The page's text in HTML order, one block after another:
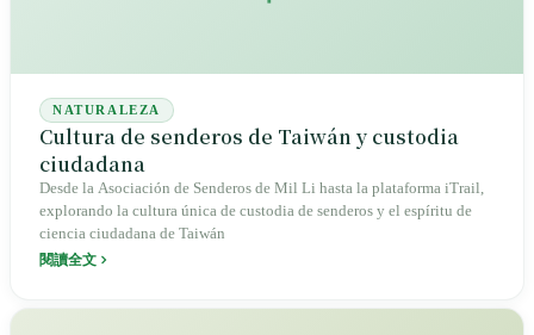
NATURALEZA
Cultura de senderos de Taiwán y custodia
ciudadana
Desde la Asociación de Senderos de Mil Li hasta la plataforma iTrail,
explorando la cultura única de custodia de senderos y el espíritu de
ciencia ciudadana de Taiwán
閱讀全文